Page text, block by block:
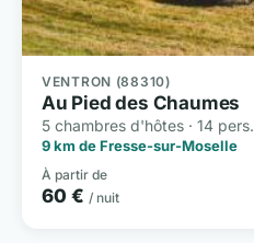
VENTRON (88310)
Au Pied des Chaumes
5 chambres d'hôtes · 14 pers.
9 km de Fresse-sur-Moselle
À partir de
60 € / nuit